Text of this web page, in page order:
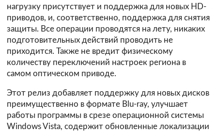
нагрузку присутствует и поддержка для новых HD-
приводов, и, соответственно, поддержка для снятия
защиты. Все операции проводятся на лету, никаких
подготовительных действий проводить не
приходится. Также не вредит физическому
количеству переключений настроек региона в
самом оптическом приводе.
Этот релиз добавляет поддержку для новых дисков
преимущественно в формате Blu-ray, улучшает
работы программы в срезе операционной системы
Windows Vista, содержит обновленные локализации